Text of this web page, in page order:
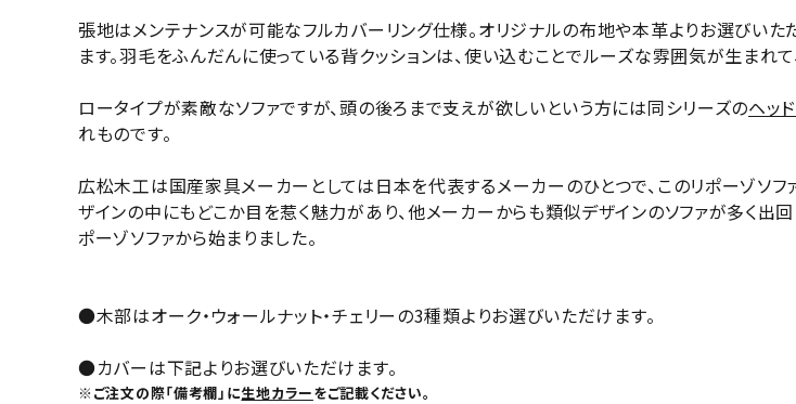
張地はメンテナンスが可能なフルカバーリング仕様。オリジナルの布地や本革よりお選びい
ます。羽毛をふんだんに使っている背クッションは、使い込むことでルーズな雰囲気が生まれて
ロータイプが素敵なソファですが、頭の後ろまで支えが欲しいという方には同シリーズのヘッ
れものです。
広松木工は国産家具メーカーとしては日本を代表するメーカーのひとつで、このリポーゾソ
ザインの中にもどこか目を惹く魅力があり、他メーカーからも類似デザインのソファが多く出
ポーゾソファから始まりました。
●木部はオーク・ウォールナット・チェリーの3種類よりお選びいただけます。
●カバーは下記よりお選びいただけます。
※ご注文の際「備考欄」に生地カラーをご記載ください。